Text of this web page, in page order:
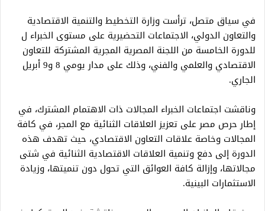
في سياق متصل، ترأست وزارة التخطيط والتنمية الاقتصادية
والتعاون الدولي، الاجتماعات التحضيرية على مستوى الخبراء ل
للدورة الخامسة من اللجنة المصرية المجرية المشتركة للتعاون
الاقتصادي والعلمي والفني، وذلك على مدار يومي 8 و9 أبريل
الجاري.
وناقشت اجتماعات الخبراء المجالات ذات الاهتمام المشترك، في
إطار حرص مصر على تعزيز العلاقات الثنائية مع المجر، في كافة
المجالات وخاصة علاقات التعاون الاقتصادي، حيث تهدف هذه
الدورة إلى دفع وتنمية العلاقات الاقتصادية الثنائية في شتى
مجالاتها، وإزالة كافة العوائق التي تحول دون تنميتها، وزيادة
الاستثمارات البينية.